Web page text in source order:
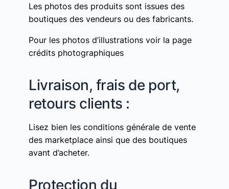
Les photos des produits sont issues des
boutiques des vendeurs ou des fabricants.
Pour les photos d’illustrations voir la page
crédits photographiques
Livraison, frais de port,
retours clients :
Lisez bien les conditions générale de vente
des marketplace ainsi que des boutiques
avant d’acheter.
Protection du